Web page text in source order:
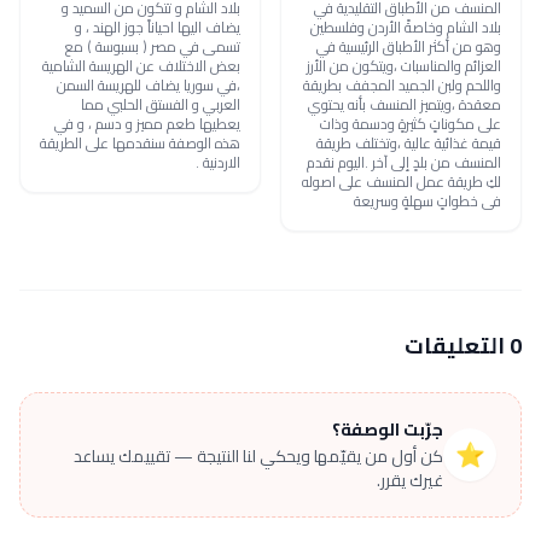
المنسف من الأطباق التقليدية في
بلاد الشام وخاصةً الأردن وفلسطين
وهو من أكثر الأطباق الرئيسية في
العزائم والمناسبات ،ويتكون من الأرز
واللحم ولبن الجميد المجفف بطريقة
معقدة ،ويتميز المنسف بأنه يحتوي
على مكوناتٍ كثيرةٍ ودسمة وذات
قيمة غذائية عالية ،وتختلف طريقة
المنسف من بلدٍ إلى آخر .اليوم نقدم
لكِ طريقة عمل المنسف على اصوله
فى خطواتٍ سهلةٍ وسريعة
بلاد الشام و تتكون من السميد و
يضاف اليها احياناً جوز الهند ، و
تسمى في مصر ( بسبوسة ) مع
بعض الاختلاف عن الهريسة الشامية
،في سوريا يضاف للهريسة السمن
العربي و الفستق الحلبي مما
يعطيها طعم مميز و دسم ، و في
هذه الوصفة سنقدمها على الطريقة
الاردنية .
0 التعليقات
⭐
جرّبت الوصفة؟
كن أول من يقيّمها ويحكي لنا النتيجة — تقييمك يساعد
غيرك يقرر.